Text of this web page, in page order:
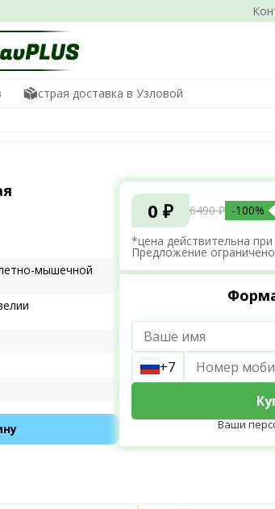
Быстрая доставка в Узловой
мышечной
0 ₽ 6490 ₽ -100%
*цена действительна при
Предложение ограничено
+7
Ваши